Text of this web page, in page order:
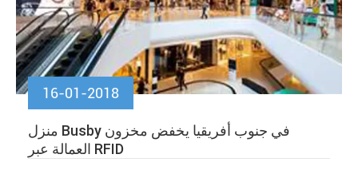
16-01-2018
منزل Busby في جنوب أفريقيا يخفض مخزون
العمالة عبر RFID